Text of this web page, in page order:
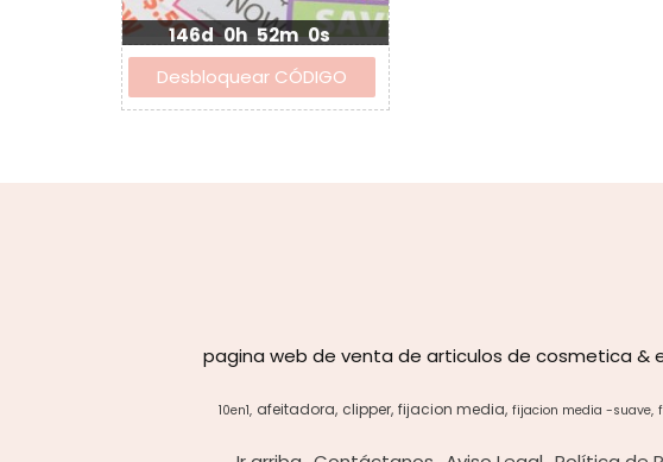
146d 0h 52m 0s
pagina web de venta de articulos de cosmetica &
10en1 afeitadora clipper fijacion media fijacion media -suave